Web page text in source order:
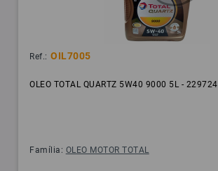
Ref.: OIL7005
OLEO TOTAL QUARTZ 5W40 9000 5L - 229724
Família: OLEO MOTOR TOTAL